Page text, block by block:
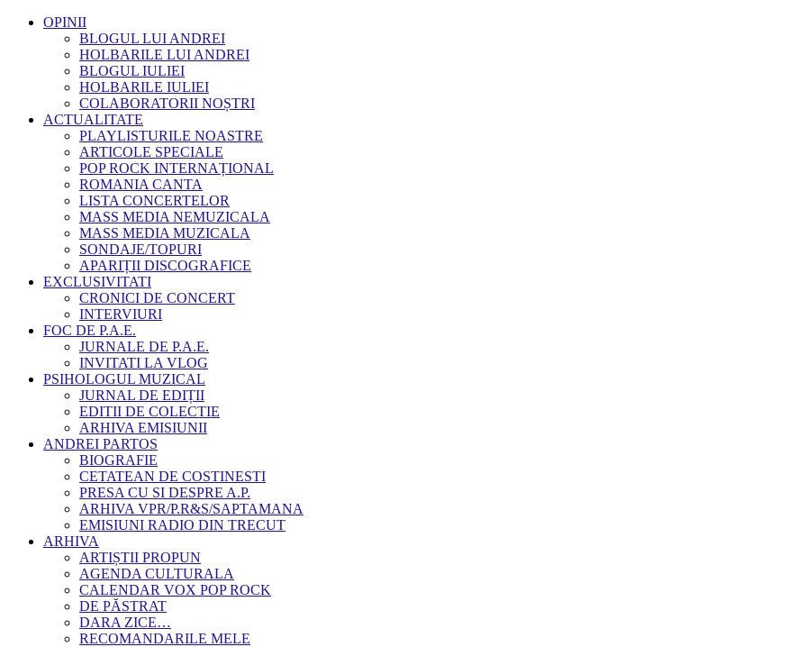
OPINII
BLOGUL LUI ANDREI
HOLBARILE LUI ANDREI
BLOGUL IULIEI
HOLBARILE IULIEI
COLABORATORII NOȘTRI
ACTUALITATE
PLAYLISTURILE NOASTRE
ARTICOLE SPECIALE
POP ROCK INTERNAȚIONAL
ROMANIA CANTA
LISTA CONCERTELOR
MASS MEDIA NEMUZICALA
MASS MEDIA MUZICALA
SONDAJE/TOPURI
APARIȚII DISCOGRAFICE
EXCLUSIVITATI
CRONICI DE CONCERT
INTERVIURI
FOC DE P.A.E.
JURNALE DE P.A.E.
INVITATI LA VLOG
PSIHOLOGUL MUZICAL
JURNAL DE EDIȚII
EDITII DE COLECTIE
ARHIVA EMISIUNII
ANDREI PARTOS
BIOGRAFIE
CETATEAN DE COSTINESTI
PRESA CU SI DESPRE A.P.
ARHIVA VPR/P.R&S/SAPTAMANA
EMISIUNI RADIO DIN TRECUT
ARHIVA
ARTIȘTII PROPUN
AGENDA CULTURALA
CALENDAR VOX POP ROCK
DE PĂSTRAT
DARA ZICE…
RECOMANDARILE MELE